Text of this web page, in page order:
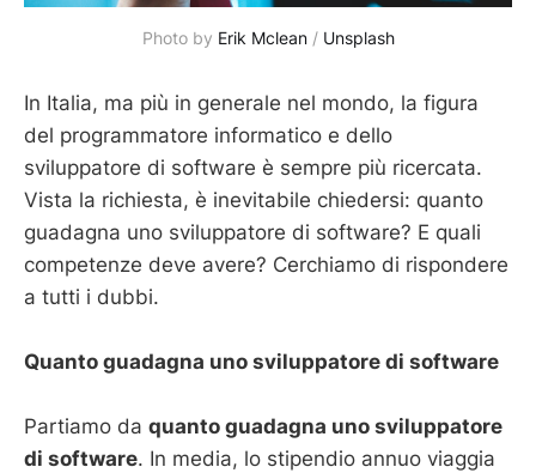
Photo by Erik Mclean / Unsplash
In Italia, ma più in generale nel mondo, la figura
del programmatore informatico e dello
sviluppatore di software è sempre più ricercata.
Vista la richiesta, è inevitabile chiedersi: quanto
guadagna uno sviluppatore di software? E quali
competenze deve avere? Cerchiamo di rispondere
a tutti i dubbi.
Quanto guadagna uno sviluppatore di software
Partiamo da quanto guadagna uno sviluppatore
di software. In media, lo stipendio annuo viaggia